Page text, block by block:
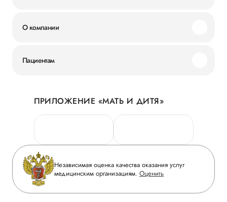
О компании
Новости
Руководство
Сотрудничество
Инвесторам
Журнал «Мать и дитя»
Вакансии
Пациентам
Личный кабинет
Персональные данные
Горячая линия качества
Вопрос-ответ
Приложение пациента
Статьи
ПРИЛОЖЕНИЕ «МАТЬ И ДИТЯ»
Независимая оценка качества оказания услуг
медицинским организациям. Оценить